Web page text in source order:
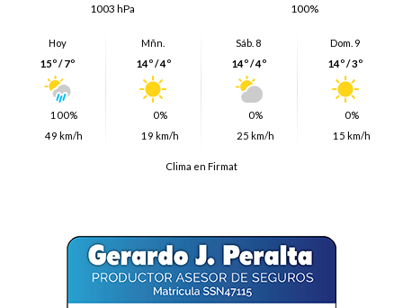
1003 hPa
100%
Hoy
15º / 7º
100%
49 km/h
Mñn.
14º / 4º
0%
19 km/h
Sáb. 8
14º / 4º
0%
25 km/h
Dom. 9
14º / 3º
0%
15 km/h
Clima en Firmat